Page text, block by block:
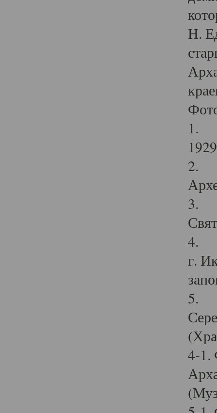
Н.
1.
2.
3.
4.
г.
5.
4-1.